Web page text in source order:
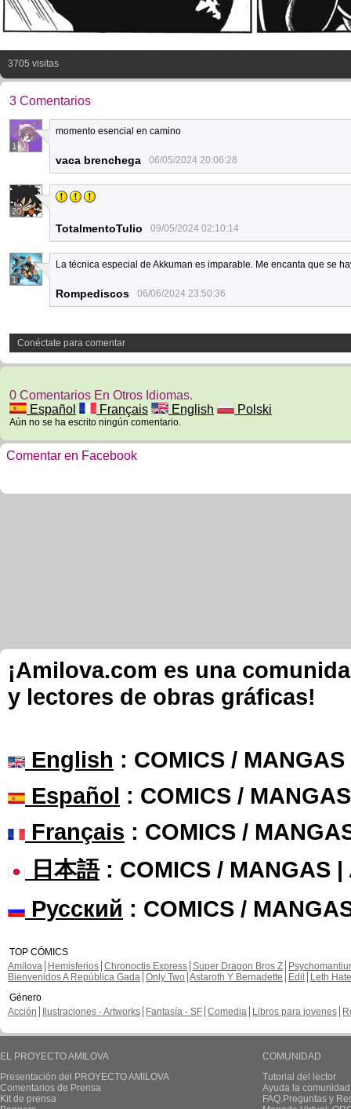
3705 visitas
3 Comentarios
1
momento esencial en camino
vaca brenchega 06/05/2024 20:06:28
20
TotalmentoTulio 09/05/2024 02:10:14
1
La técnica especial de Akkuman es imparable. Me encanta que se
Rompediscos 06/06/2024 23:50:36
Conéctate para comentar
0 Comentarios En Otros Idiomas.
Español
Français English Polski
Aún no se ha escrito ningún comentario.
Comentar en Facebook
¡Amilova.com es una
y lectores de obras gráficas!
English : COMICS /
Español : COMICS /
Français : COMICS /
日本語: COMICS / MANGAS |
Русский : COMICS /
TOP CÓMICS
Amilova
Hemisferios Chronoctis Express Super Dragon Bros Z
Bienvenidos A República Gada Only Two Astaroth Y Bernadette Edil
Leth Hate
Género
Acción
Ilustraciones - Artworks Fantasía - SF Comedia Libros para jovenes
EL PROYECTO AMILOVA
Presentación del PROYECTO AMILOVA
Comentarios de Prensa
Kit de prensa
COMUNIDAD
Tutorial del lector
Ayuda la
FAQ.Preguntas y